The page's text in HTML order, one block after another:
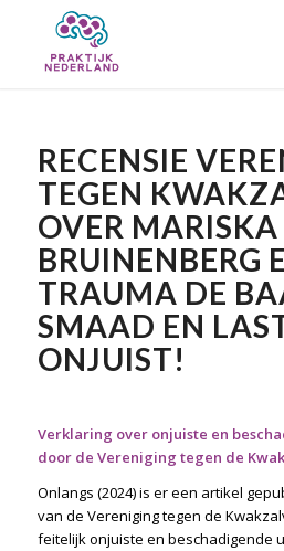
RECENSIE
TEGEN
OVER MARISKA
BRUINENBERG
TRAUMA DE
SMAAD EN
ONJUIST!
Verklaring over onjuiste en
door de Vereniging tegen de
Onlangs (2024) is er een artikel
van de Vereniging tegen de
feitelijk onjuiste en beschadigende